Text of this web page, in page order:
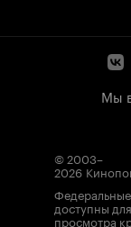
Мы
© 2003–
2026
доступны
просмотра